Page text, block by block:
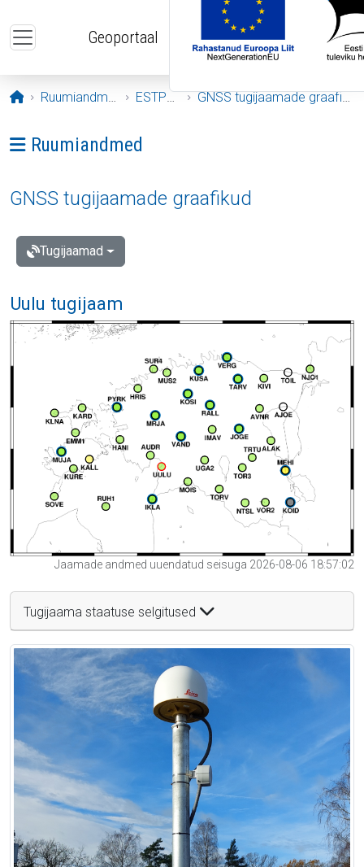
Geoportaal
Avaleht
Ruumiandmed ESTPOS GNSS tugijaamade graafikud
Ava menüü: Ruumiandmed
Ruumiandmed
GNSS tugijaamade graafikud
Tugijaamad
Uulu tugijaam
Jaamade andmed uuendatud seisuga 2026-08-06 18:57:02
Tugijaama staatuse selgitused